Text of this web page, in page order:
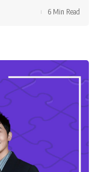
6 Min Read